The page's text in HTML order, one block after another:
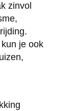
zinvol
je ook